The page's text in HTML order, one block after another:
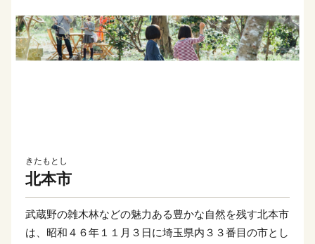
きたもとし
北本市
武蔵野の雑木林などの魅力ある豊かな自然を残す北本市
は、昭和４６年１１月３日に埼玉県内３３番目の市とし